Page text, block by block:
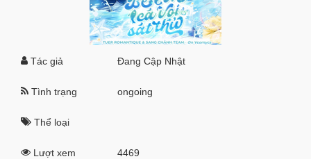
Tác giả Đang Cập Nhật
Tình trạng ongoing
Thể loại
Lượt xem 4469